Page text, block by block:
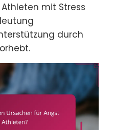
mit Stress
durch